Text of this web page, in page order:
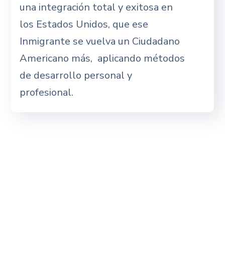
una integración total y exitosa en
los Estados Unidos, que ese
Inmigrante se vuelva un Ciudadano
Americano más, aplicando métodos
de desarrollo personal y
profesional.